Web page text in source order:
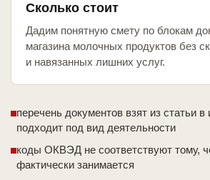
Сколько стоит
Дадим понятную смету по блокам
магазина молочных продуктов без
и навязанных лишних услуг.
перечень документов взят из статьи в
подходит под вид деятельности
коды ОКВЭД не соответствуют тому,
фактически занимается